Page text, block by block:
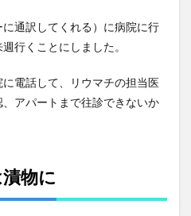
通訳してくれる）に病院に行
行くことにしました。
電話して、リウマチの担当医
アパートまで往診できないか
物に